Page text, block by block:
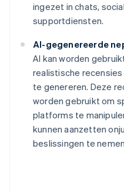
ingezet in chats,
supportdiensten.
AI-gegenereerde
AI kan worden
realistische
te genereren. Deze
worden gebruikt om
platforms te
kunnen aanzetten
beslissingen te